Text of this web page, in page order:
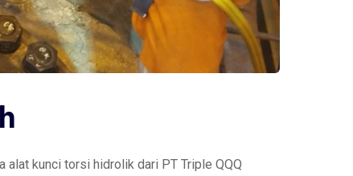
alat kunci torsi hidrolik dari PT Triple QQQ